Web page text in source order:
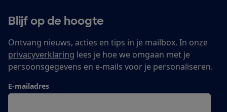
Blijf op de hoogte
Ontvang nieuws, acties en tips in je mailbox. In onze
privacyverklaring lees je hoe we omgaan met je
persoonsgegevens en e-mails voor je personaliseren.
E-mailadres